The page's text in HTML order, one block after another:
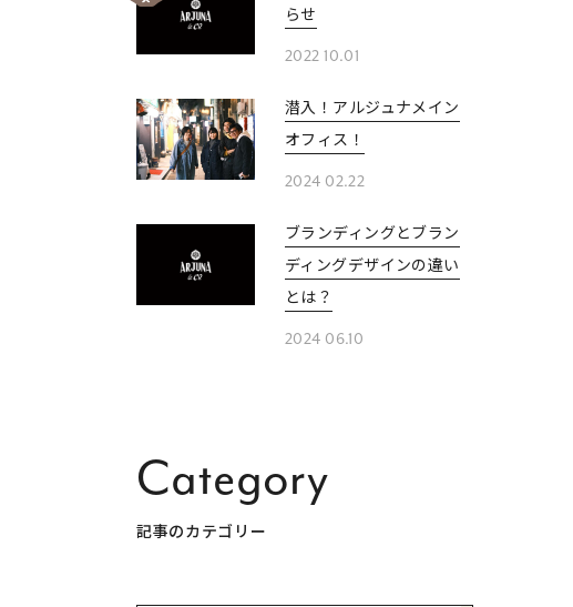
らせ
2022 10.01
潜入！アルジュナメイン
オフィス！
2024 02.22
ブランディングとブラン
ディングデザインの違い
とは？
2024 06.10
Category
記事のカテゴリー